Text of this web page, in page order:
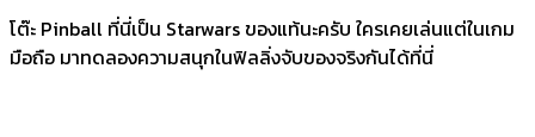
โต๊ะ Pinball ที่นี่เป็น Starwars ของแท้นะครับ ใครเคยเล่นแต่ในเกม
มือถือ มาทดลองความสนุกในฟิลลิ่งจับของจริงกันได้ที่นี่